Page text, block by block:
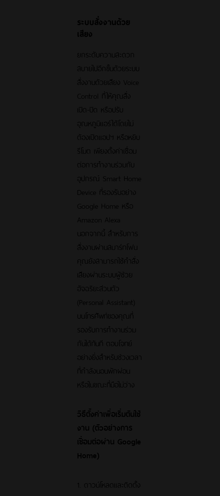
ระบบสั่งงานด้วย
เสียง
ยกระดับความสะดวก
สบายไปอีกขั้นด้วยระบบ
สั่งงานด้วยเสียง Voice
Control ที่ให้คุณสั่ง
เปิด-ปิด หรือปรับ
อุณหภูมิแอร์ได้โดยไม่
ต้องเปิดแอปฯ หรือหยิบ
รีโมต เพียงตั้งค่าเชื่อม
ต่อการทำงานร่วมกับ
อุปกรณ์ Smart Home
Device ที่รองรับอย่าง
Google Home หรือ
Amazon Alexa
นอกจากนี้ สำหรับการ
สั่งงานผ่านสมาร์ทโฟน
คุณยังสามารถใช้คำสั่ง
เสียงผ่านระบบผู้ช่วย
อัจฉริยะส่วนตัว
(Personal Assistant)
บนโทรศัพท์ของคุณที่
รองรับการทำงานร่วม
กันได้ทันที ตอบโจทย์
อย่างยิ่งสำหรับช่วงเวลา
ที่กำลังนอนพักผ่อน
หรือในขณะที่มือไม่ว่าง
วิธีตั้งค่าเพื่อเริ่มต้นใช้
งาน (ตัวอย่างการ
เชื่อมต่อผ่าน Google
Home)
1. ดาวน์โหลดและติดตั้ง